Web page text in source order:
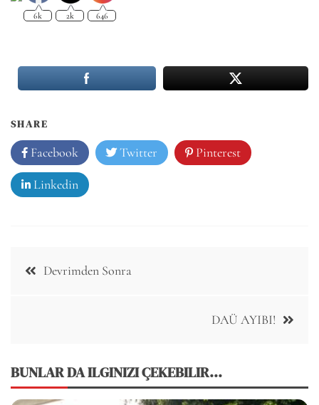
SHARE
Facebook Twitter Pinterest
Linkedin
Post Devrimden Sonra
DAÜ AYIBI!
BUNLAR DA ILGINIZI ÇEKEBILIR...